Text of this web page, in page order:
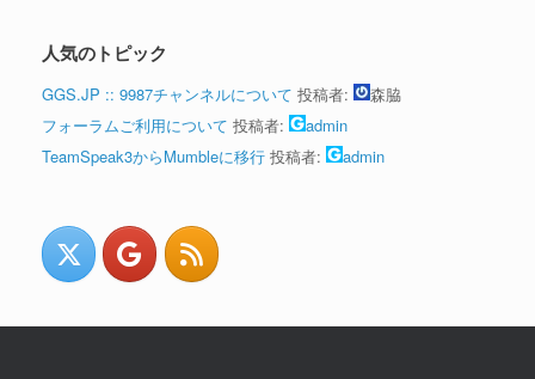
人気のトピック
GGS.JP :: 9987チャンネルについて 投稿者:
森脇
フォーラムご利用について 投稿者:
admin
TeamSpeak3からMumbleに移行 投稿者: admin